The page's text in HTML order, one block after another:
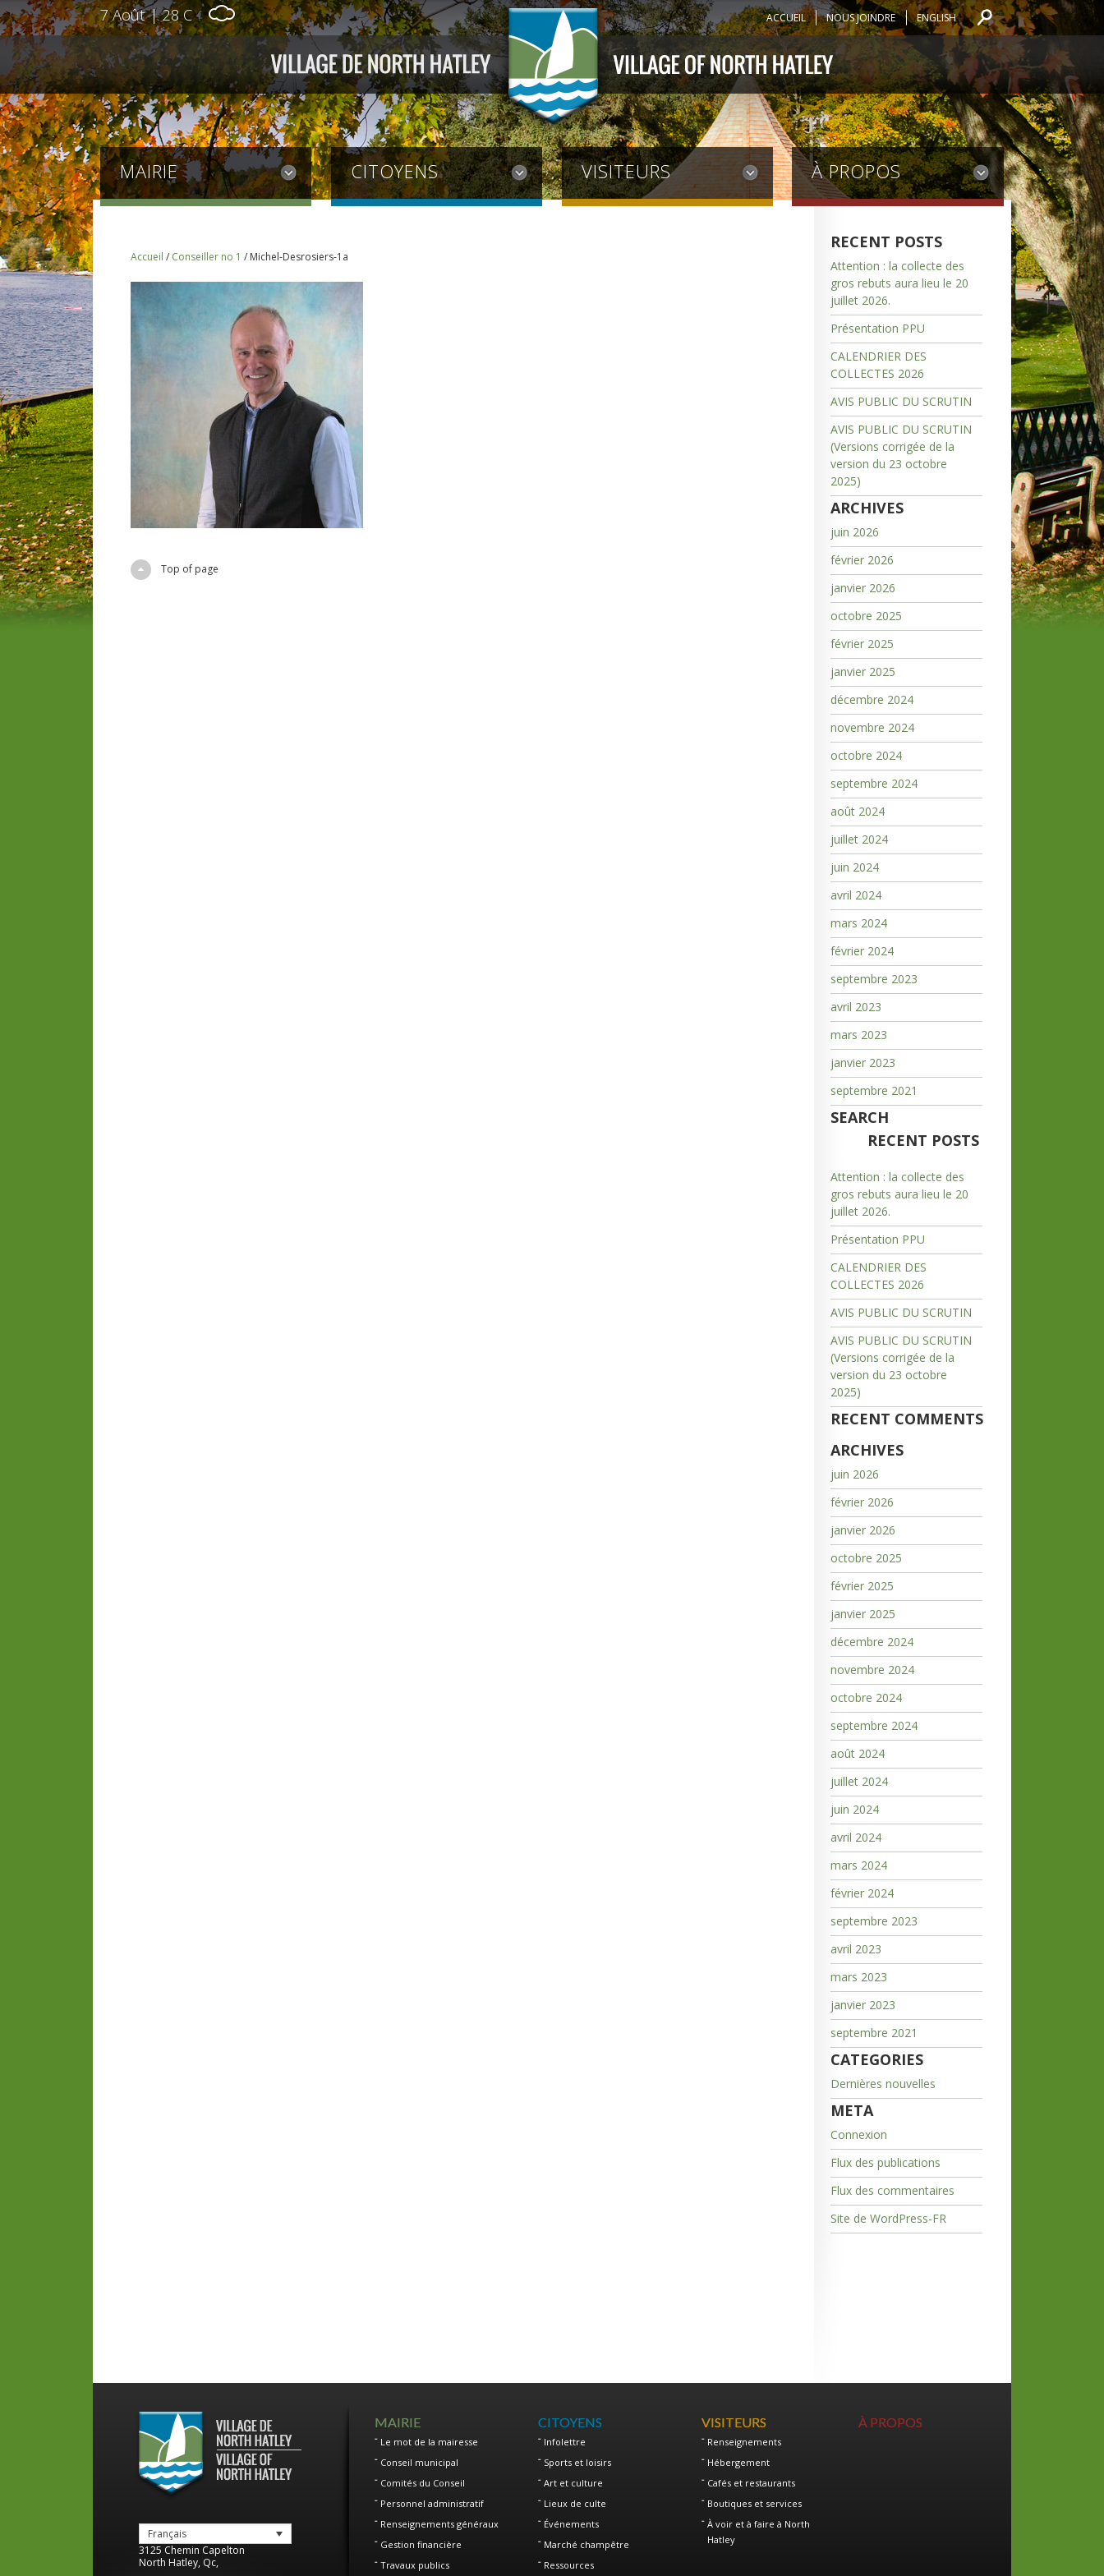
7 Août | 28 C ACCUEIL NOUS JOINDRE ENGLISH
MAIRIE CITOYENS VISITEURS À PROPOS
Accueil / Conseiller no 1 / Michel-Desrosiers-1a
Top of page
RECENT POSTS
Attention : la collecte des
gros rebuts aura lieu le 20
juillet 2026.
Présentation PPU
CALENDRIER DES
COLLECTES 2026
AVIS PUBLIC DU SCRUTIN
AVIS PUBLIC DU SCRUTIN
(Versions corrigée de la
version du 23 octobre
2025)
ARCHIVES
juin 2026
février 2026
janvier 2026
octobre 2025
février 2025
janvier 2025
décembre 2024
novembre 2024
octobre 2024
septembre 2024
août 2024
juillet 2024
juin 2024
avril 2024
mars 2024
février 2024
septembre 2023
avril 2023
mars 2023
janvier 2023
septembre 2021
SEARCH
RECENT POSTS
Attention : la collecte des
gros rebuts aura lieu le 20
juillet 2026.
Présentation PPU
CALENDRIER DES
COLLECTES 2026
AVIS PUBLIC DU SCRUTIN
AVIS PUBLIC DU SCRUTIN
(Versions corrigée de la
version du 23 octobre
2025)
RECENT COMMENTS
ARCHIVES
juin 2026
février 2026
janvier 2026
octobre 2025
février 2025
janvier 2025
décembre 2024
novembre 2024
octobre 2024
septembre 2024
août 2024
juillet 2024
juin 2024
avril 2024
mars 2024
février 2024
septembre 2023
avril 2023
mars 2023
janvier 2023
septembre 2021
CATEGORIES
Dernières nouvelles
META
Connexion
Flux des publications
Flux des commentaires
Site de WordPress-FR
Français
3125 Chemin Capelton
North Hatley, Qc,
MAIRIE
Le mot de la mairesse
Conseil municipal
Comités du Conseil
Personnel administratif
Renseignements généraux
Gestion financière
Travaux publics
CITOYENS
Infolettre
Sports et loisirs
Art et culture
Lieux de culte
Événements
Marché champêtre
Ressources
VISITEURS
Renseignements
Hébergement
Cafés et restaurants
Boutiques et services
À voir et à faire à North
Hatley
À PROPOS